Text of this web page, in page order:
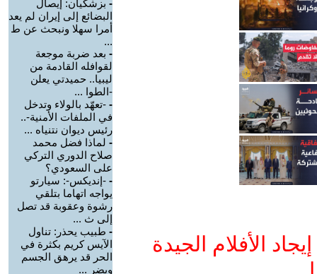
الأفلام الجيدة
- بزشكيان: إيصال
البضائع إلى إيران لم يعد
أمرا سهلا ونبحث عن ط
...
- بعد ضربة موجعة
لقوافله القادمة من
ليبيا.. حميدتي يعلن
-الطوا ...
- -تعهّد بالولاء وتدخل
في الملفات الأمنية-..
رئيس ديوان نتنياه ...
- لماذا فضل محمد
صلاح الدوري التركي
على السعودي؟
- -إنديكس-: سيارتو
يواجه اتهاما بتلقي
رشوة وعقوبة قد تصل
إلى ث ...
- طبيب يحذر: تناول
الآيس كريم بكثرة في
الحر قد يرهق الجسم
ويضر ...